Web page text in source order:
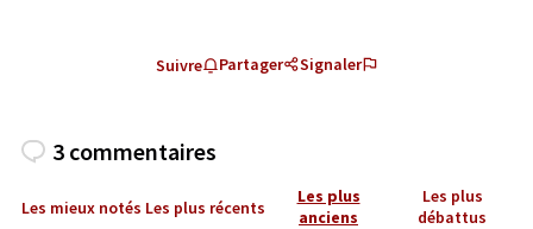
Suivre Partager Signaler
3 commentaires
Les mieux notés Les plus récents
Les plus
anciens
Les plus
débattus